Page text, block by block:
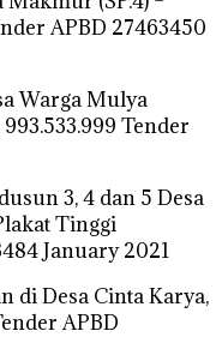
APBD 27463450
Warga Mulya
Tender
3, 4 dan 5 Desa
Tinggi
January 2021
di Desa Cinta Karya,
APBD